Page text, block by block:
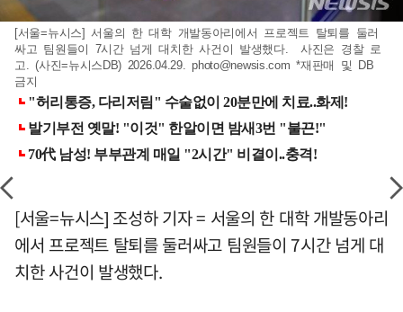
[서울=뉴시스] 서울의 한 대학 개발동아리에서 프로젝트 탈퇴를 둘러
싸고 팀원들이 7시간 넘게 대치한 사건이 발생했다. 사진은 경찰 로
고. (사진=뉴시스DB) 2026.04.29.photo@newsis.com *재판매 및 DB
금지
[서울=뉴시스] 조성하 기자 = 서울의 한 대학 개발동아리
에서 프로젝트 탈퇴를 둘러싸고 팀원들이 7시간 넘게 대
치한 사건이 발생했다.